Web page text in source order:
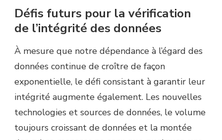
Défis futurs pour la vérification
de l’intégrité des données
À mesure que notre dépendance à l’égard des
données continue de croître de façon
exponentielle, le défi consistant à garantir leur
intégrité augmente également. Les nouvelles
technologies et sources de données, le volume
toujours croissant de données et la montée